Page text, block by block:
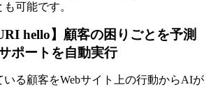
可能です。
hello】顧客の困りごとを予測
ポートを自動実行
いる顧客をWebサイト上の行動からAIが